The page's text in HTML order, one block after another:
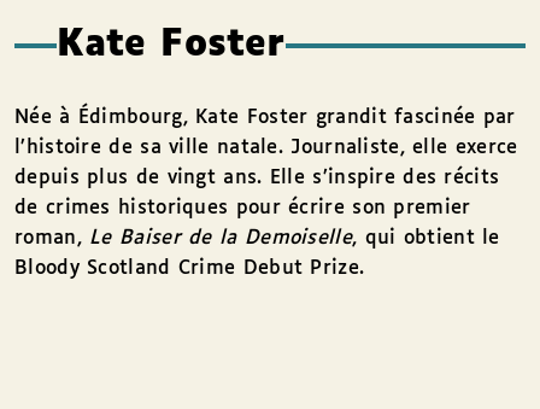
Kate Foster
Née à Édimbourg, Kate Foster grandit fascinée par
l’histoire de sa ville natale. Journaliste, elle exerce
depuis plus de vingt ans. Elle s’inspire des récits
de crimes historiques pour écrire son premier
roman, Le Baiser de la Demoiselle, qui obtient le
Bloody Scotland Crime Debut Prize.